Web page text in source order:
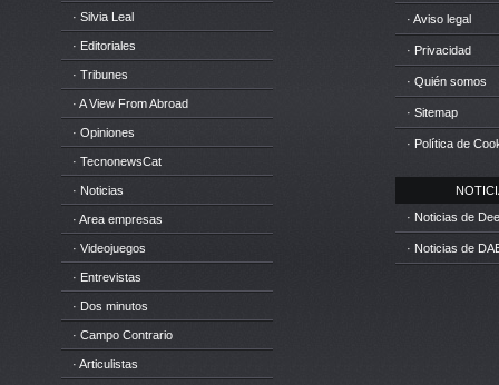
· Silvia Leal
· Editoriales
· Tribunes
· A View From Abroad
· Opiniones
· TecnonewsCat
· Noticias
· Area empresas
· Videojuegos
· Entrevistas
· Dos minutos
· Campo Contrario
· Articulistas
· Aviso legal
· Privacidad
· Quién somos
· Sitemap
· Política de
· Noticias de
· Noticias de